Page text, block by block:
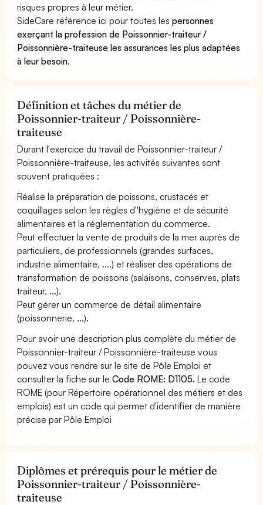
risques propres à leur métier.
SideCare référence ici pour toutes lespersonnes
exerçant la profession de Poissonnier-traiteur /
Poissonnière-traiteuse les assurances les plus adaptées
à leur besoin.
Définition et tâches du métier de
Poissonnier-traiteur / Poissonnière-
traiteuse
Durant l'exercice du travail de Poissonnier-traiteur /
Poissonnière-traiteuse, les activités suivantes sont
souvent pratiquées :
Réalise la préparation de poissons, crustacés et
coquillages selon les règles d''hygiène et de sécurité
alimentaires et la réglementation du commerce.
Peut effectuer la vente de produits de la mer auprès de
particuliers, de professionnels (grandes surfaces,
industrie alimentaire, ....) et réaliser des opérations de
transformation de poissons (salaisons, conserves, plats
traiteur, ...).
Peut gérer un commerce de détail alimentaire
(poissonnerie, ...).
Pour avoir une description plus complète du métier de
Poissonnier-traiteur / Poissonnière-traiteuse vous
pouvez vous rendre sur le site de Pôle Emploi et
consulter la fiche sur leCode ROME: D1105. Le code
ROME (pour Répertoire opérationnel des métiers et des
emplois) est un code qui permet d'identifier de manière
précise par Pôle Emploi
Diplômes et prérequis pour le métier de
Poissonnier-traiteur / Poissonnière-
traiteuse